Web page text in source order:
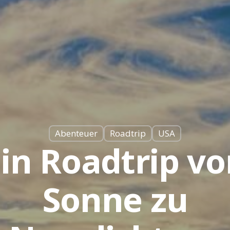
Abenteuer Roadtrip USA
Roadtrip
Sonne zu